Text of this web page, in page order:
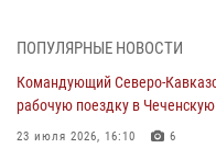
в честь юбилея ведомства
08 августа 2026, 09:03
ПОПУЛЯРНЫЕ НОВОСТИ
Командующий Северо-
рабочую поездку в
23 июля 2026, 16:10 6